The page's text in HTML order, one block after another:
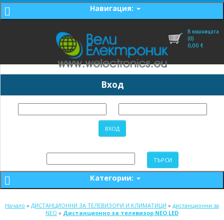
Навигация:
В кошницата
(0)
0,00 €
Вход
Категории:
Начало » ДИСТАНЦИОННИ ЗА ТЕЛЕВИЗОРИ И КЛИМАТИЦИ » дистанционни за
NEO » Дистанционно за телевизор NEO LED